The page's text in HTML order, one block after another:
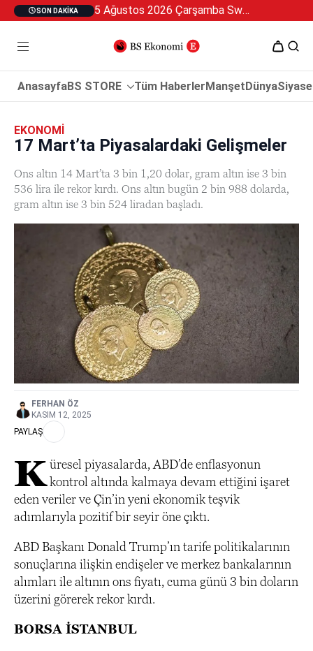
SON DAKIKA 5 Ağustos 2026 Çarşamba Swan Özel 2
AnasayfaBS STORE Tüm HaberlerManşetDünya
EKONOMI
17 Mart’ta Piyasalardaki Gelişmeler
Ons altın 14 Mart’ta 3 bin 1,20 dolar, gram altın ise 3 bin
536 lira ile rekor kırdı. Ons altın bugün 2 bin 988 dolarda,
gram altın ise 3 bin 524 liradan başladı.
FERHAN ÖZ
KASIM 12, 2025
PAYLAŞ
K üresel piyasalarda, ABD’de enflasyonun
kontrol altında kalmaya devam ettiğini işaret
eden veriler ve Çin’in yeni ekonomik teşvik
adımlarıyla pozitif bir seyir öne çıktı.
ABD Başkanı Donald Trump’ın tarife politikalarının
sonuçlarına ilişkin endişeler ve merkez bankalarının
alımları ile altının ons fiyatı, cuma günü 3 bin doların
üzerini görerek rekor kırdı.
BORSA İSTANBUL